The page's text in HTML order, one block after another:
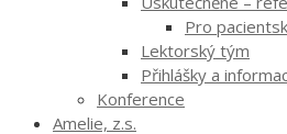
Pro
Lektorský tým
Přihlášky a
Konference
Amelie, z.s.